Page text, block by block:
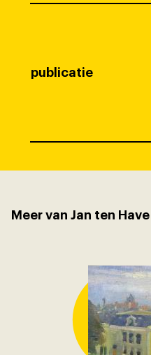
publicatie
Meer van Jan ten Have